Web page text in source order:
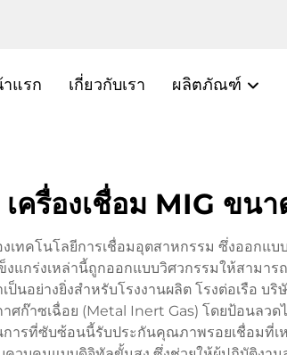
แรก เกี่ยวกับเรา ผลิตภัณฑ์
เครื่องเชื่อม MIG ขน
เทคโนโลยีการเชื่อมอุตสาหกรรม ซึ่งออกแ
งแกร่งเหล่านี้ถูกออกแบบวิศวกรรมให้สาม
นอย่างยิ่งสำหรับโรงงานผลิต โรงต่อเรือ
ก๊าซเฉื่อย (Metal Inert Gas) โดยป้อนลว
ารที่ซับซ้อนนี้รับประกันคุณภาพรอยเชื่อมที่